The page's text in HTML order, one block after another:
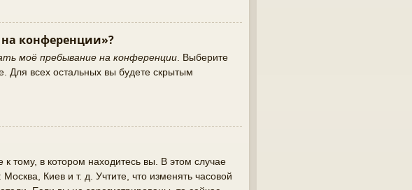
конференции»?
моё пребывание на конференции . Выберите
Для всех остальных вы будете скрытым
тому, в котором находитесь вы. В этом случае
Киев и т. д. Учтите, что изменять часовой